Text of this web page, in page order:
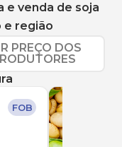
e venda de soja
e região
PREÇO DOS
FOB